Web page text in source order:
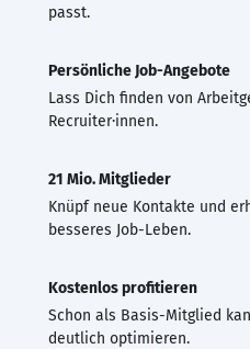
passt.
Persönliche Job-Angebote
Lass Dich finden von
Recruiter·innen.
21 Mio. Mitglieder
Knüpf neue Kontakte und
besseres Job-Leben.
Kostenlos profitieren
Schon als Basis-Mitglied
deutlich optimieren.